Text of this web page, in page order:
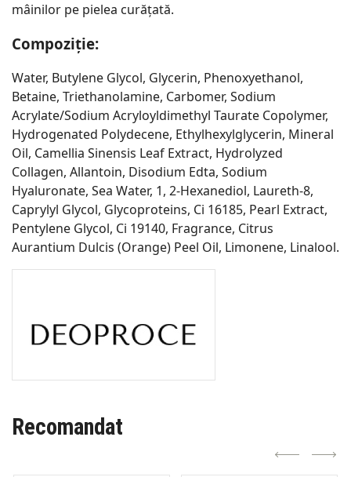
mâinilor pe pielea curățată.
Compoziție:
Water, Butylene Glycol, Glycerin, Phenoxyethanol,
Betaine, Triethanolamine, Carbomer, Sodium
Acrylate/Sodium Acryloyldimethyl Taurate Copolymer,
Hydrogenated Polydecene, Ethylhexylglycerin, Mineral
Oil, Camellia Sinensis Leaf Extract, Hydrolyzed
Collagen, Allantoin, Disodium Edta, Sodium
Hyaluronate, Sea Water, 1, 2-Hexanediol, Laureth-8,
Caprylyl Glycol, Glycoproteins, Ci 16185, Pearl Extract,
Pentylene Glycol, Ci 19140, Fragrance, Citrus
Aurantium Dulcis (Orange) Peel Oil, Limonene, Linalool.
Recomandat